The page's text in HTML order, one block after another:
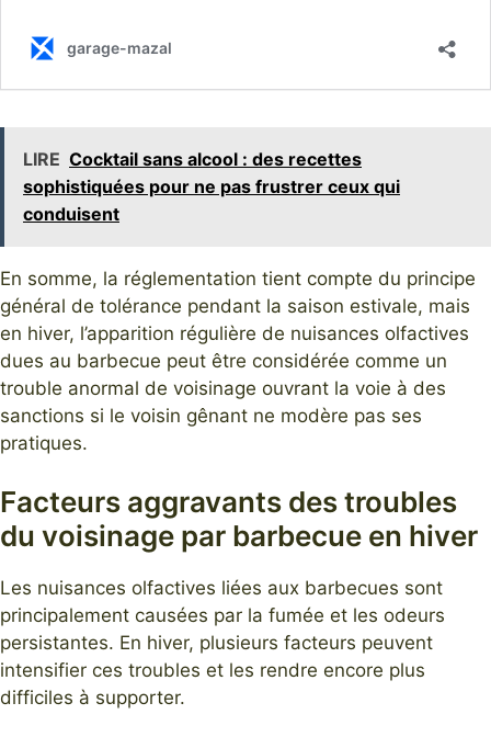
LIRE Cocktail sans alcool : des recettes
sophistiquées pour ne pas frustrer ceux qui
conduisent
En somme, la réglementation tient compte du principe
général de tolérance pendant la saison estivale, mais
en hiver, l’apparition régulière de nuisances olfactives
dues au barbecue peut être considérée comme un
trouble anormal de voisinage ouvrant la voie à des
sanctions si le voisin gênant ne modère pas ses
pratiques.
Facteurs aggravants des troubles
du voisinage par barbecue en hiver
Les nuisances olfactives liées aux barbecues sont
principalement causées par la fumée et les odeurs
persistantes. En hiver, plusieurs facteurs peuvent
intensifier ces troubles et les rendre encore plus
difficiles à supporter.